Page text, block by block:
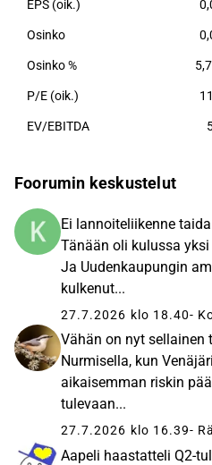
EPS (oik.)
Osinko
Osinko %
P/E (oik.)
EV/EBITDA
Foorumin keskustelut
Ei lannoiteliikenne
Tänään oli kulussa
Ja Uudenkaupungin
kulkenut...
27.7.2026 klo 18.40-
Vähän on nyt
Nurmisella, kun
aikaisemman riskin
tulevaan...
27.7.2026 klo 16.39-
Aapeli haastatteli Q2-